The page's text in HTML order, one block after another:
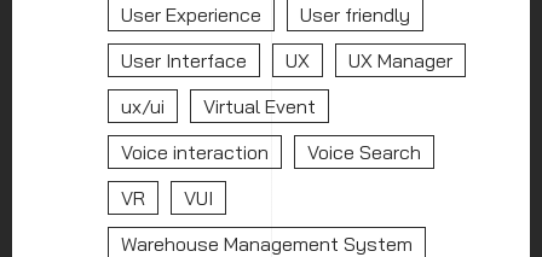
User Experience
User friendly
User Interface
UX
UX Manager
ux/ui
Virtual Event
Voice interaction
Voice Search
VR
VUI
Warehouse Management System